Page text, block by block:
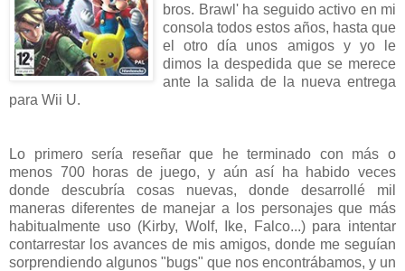
bros. Brawl' ha seguido activo en mi
consola todos estos años, hasta que
el otro día unos amigos y yo le
dimos la despedida que se merece
ante la salida de la nueva entrega
para Wii U.
Lo primero sería reseñar que he terminado con más o
menos 700 horas de juego, y aún así ha habido veces
donde descubría cosas nuevas, donde desarrollé mil
maneras diferentes de manejar a los personajes que más
habitualmente uso (Kirby, Wolf, Ike, Falco...) para intentar
contarrestar los avances de mis amigos, donde me seguían
sorprendiendo algunos "bugs" que nos encontrábamos, y un